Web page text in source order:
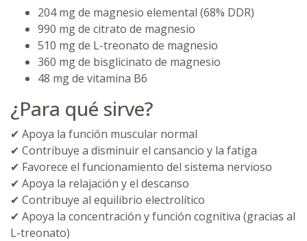
204 mg de magnesio elemental (68% DDR)
990 mg de citrato de magnesio
510 mg de L-treonato de magnesio
360 mg de bisglicinato de magnesio
48 mg de vitamina B6
¿Para qué sirve?
✔ Apoya la función muscular normal
✔ Contribuye a disminuir el cansancio y la fatiga
✔ Favorece el funcionamiento del sistema nervioso
✔ Apoya la relajación y el descanso
✔ Contribuye al equilibrio electrolítico
✔ Apoya la concentración y función cognitiva (gracias al
L-treonato)